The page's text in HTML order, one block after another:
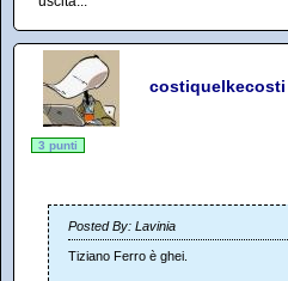
costiquelkecosti
3 punti
Posted By: Lavinia
Tiziano Ferro è ghei.